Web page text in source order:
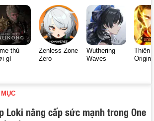
thủ
gì
Zenless Zone
Zero
Wuthering
Waves
Thiên
Origin
Loki nâng cấp sức mạnh trong One